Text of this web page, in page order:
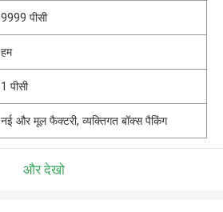
9999 पीसी
हम
1 पीसी
नई और मूल फैक्टरी, व्यक्तिगत बॉक्स पैकिंग
और देखो